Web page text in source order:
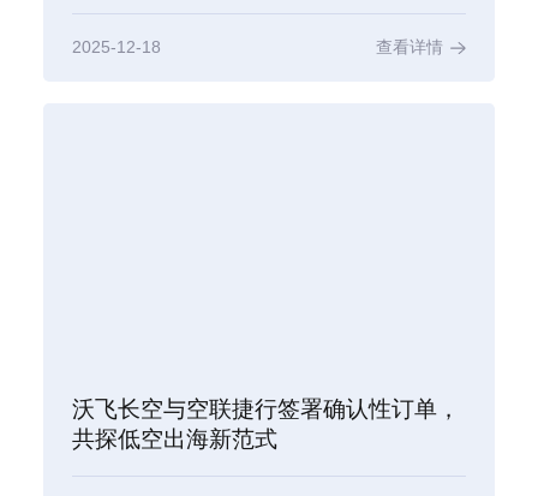
2025-12-18 查看详情
沃飞长空与空联捷行签署确认性订单，
共探低空出海新范式